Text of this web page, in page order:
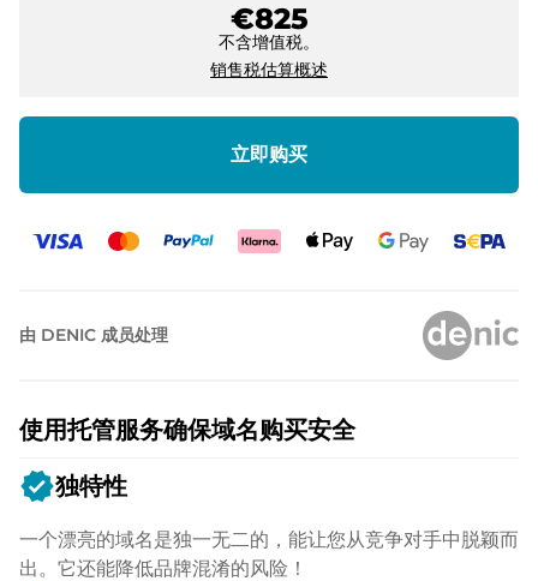
€825
不含增值税。
销售税估算概述
立即购买
由 DENIC 成员处理
使用托管服务确保域名购买安全
verified独特性
一个漂亮的域名是独一无二的，能让您从竞争对手中脱颖而
出。它还能降低品牌混淆的风险！